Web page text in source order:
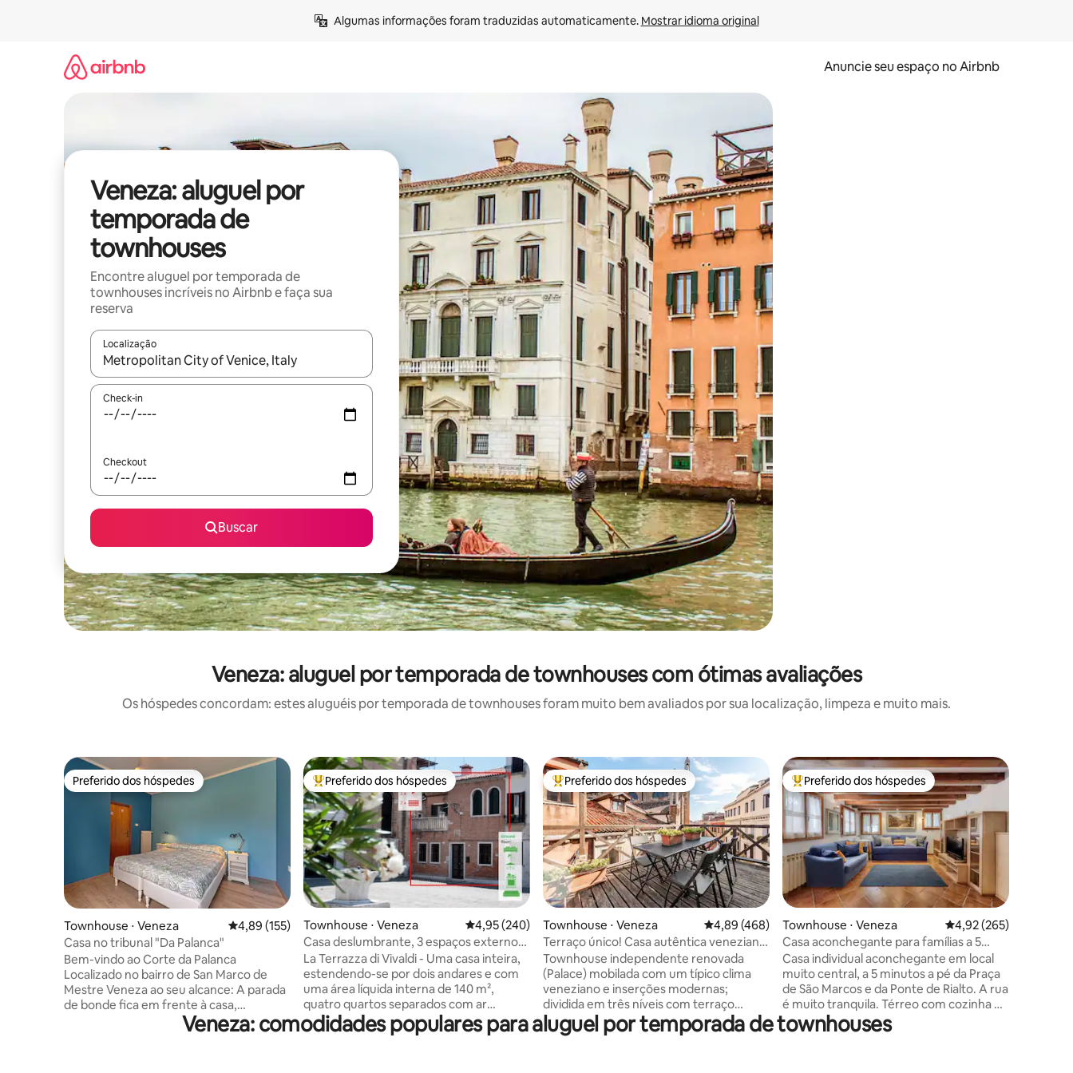
Algumas informações foram traduzidas automaticamente. Mostrar idioma original
Anuncie seu espaço no Airbnb
Veneza: aluguel por
temporada de
townhouses
Encontre aluguel por temporada de
townhouses incríveis no Airbnb e faça sua
reserva
Localização
Quando os resultados estiverem disponíveis, explore-os usando as seta para cima e para baixo do teclado ou tocando e deslizando o dedo na tela.
Check-in
Checkout
Buscar
Veneza: aluguel por temporada de townhouses com ótimas avaliações
Os hóspedes concordam: estes aluguéis por temporada de townhouses foram muito bem avaliados por sua localização, limpeza e muito mais.
Preferido dos hóspedes
Preferido dos hóspedes
Townhouse ⋅ Veneza 4,89 de uma avaliação média de 5, 155 avaliações
4,89 (155)
Casa no tribunal "Da Palanca"
Bem-vindo ao Corte da Palanca
Localizado no bairro de San Marco de
Mestre Veneza ao seu alcance: A parada
de bonde fica em frente à casa,
permitindo que você chegue ao centro
histórico em apenas 15 minutos.
Entre os melhores preferidos dos hóspedes
Preferido dos hóspedes
Townhouse ⋅ Veneza 4,95 de uma avaliação média de 5, 240 avaliações
4,95 (240)
Casa deslumbrante, 3 espaços externos,
4 quartos
La Terrazza di Vivaldi - Uma casa inteira,
estendendo-se por dois andares e com
uma área líquida interna de 140 m²,
quatro quartos separados com ar
condicionado. Localização muito central
(5 min. da praça de São Marcos, 10 min.
Entre os melhores preferidos dos hóspedes
Preferido dos hóspedes
Townhouse ⋅ Veneza 4,89 de uma avaliação média de 5, 468 avaliações
4,89 (468)
Terraço único! Casa autêntica veneziana
de 3 quartos
Townhouse independente renovada
(Palace) mobilada com um típico clima
veneziano e inserções modernas;
dividida em três níveis com terraço
panorâmico no último andar com vista
para a Igreja de Santo Stefano e a praça:
Entre os melhores preferidos dos hóspedes
Preferido dos hóspedes
Townhouse ⋅ Veneza 4,92 de uma avaliação
4,92 (265)
Casa aconchegante para famílias a 5
minutos a pé de São Marcos
Casa individual aconchegante em local
muito central, a 5 minutos a pé da Praça
de São Marcos e da Ponte de Rialto. A rua
é muito tranquila. Térreo com cozinha e
sala de estar; quarto duplo espaçoso
com possibilidade de uma cama de
Veneza: comodidades populares para aluguel por temporada de townhouses